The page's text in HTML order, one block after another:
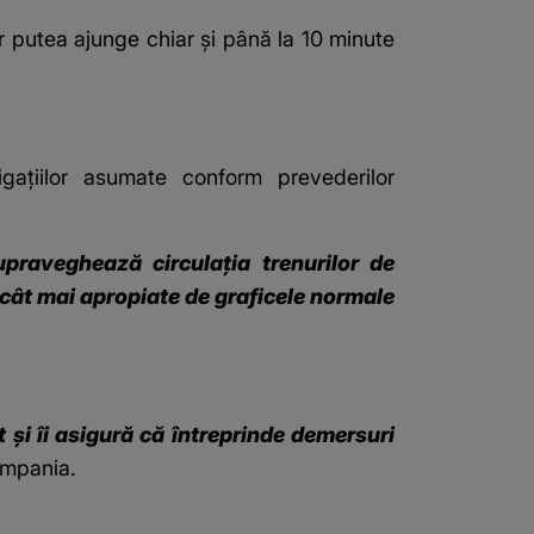
ajunge chiar și până la 10 minute
asumate conform prevederilor
circulația trenurilor de
mai apropiate de graficele normale
îi asigură că întreprinde demersuri